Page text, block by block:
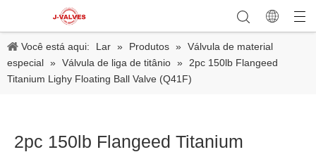
Você está aqui: Lar » Produtos » Válvula de material
especial » Válvula de liga de titânio »
2pc 150lb Flangeed
Titanium Lighy Floating Ball Valve (Q41F)
2pc 150lb Flangeed Titanium